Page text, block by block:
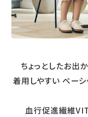
ちょっとしたお出
着用しやすい ベー
血行促進繊維